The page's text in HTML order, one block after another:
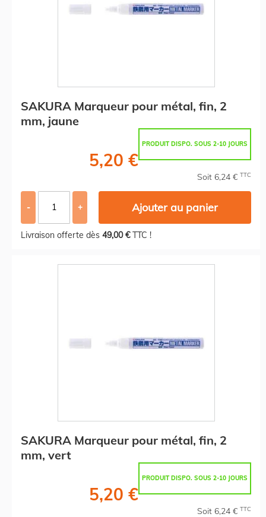
SAKURA Marqueur pour métal, fin, 2
mm, jaune
PRODUIT DISPO. SOUS 2-10 JOURS
5,20 €
Soit 6,24 € TTC
- + Ajouter au panier
Livraison offerte dès 49,00 €TTC !
SAKURA Marqueur pour métal, fin, 2
mm, vert
PRODUIT DISPO. SOUS 2-10 JOURS
5,20 €
Soit 6,24 € TTC